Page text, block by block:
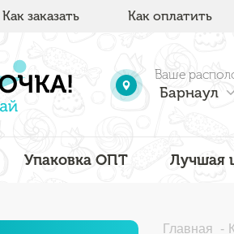
Как заказать Как оплатить
Ваше
Барнаул
Упаковка ОПТ Лучшая
Главная